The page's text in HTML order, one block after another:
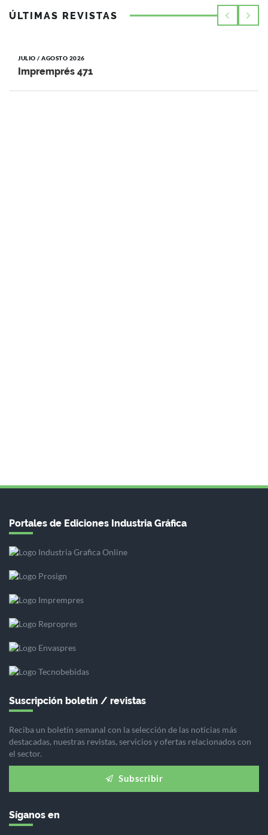
ÚLTIMAS REVISTAS
JULIO / AGOSTO 2026
Impremprés 471
Portales de Ediciones Industria Gráfica
Suscripción boletín / revistas
Reciba un boletín semanal con la selección de las noticias más
destacadas, nuestras revistas, servicios y ofertas relacionados con
el sector.
Subscribir
Síganos en